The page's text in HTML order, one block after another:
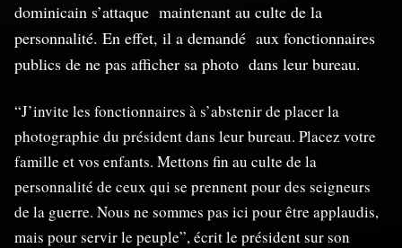
dominicain s’attaque maintenant au culte de la
personnalité. En effet, il a demandé aux fonctionnaires
publics de ne pas afficher sa photo dans leur bureau.
“J’invite les fonctionnaires à s’abstenir de placer la
photographie du président dans leur bureau. Placez votre
famille et vos enfants. Mettons fin au culte de la
personnalité de ceux qui se prennent pour des seigneurs
de la guerre. Nous ne sommes pas ici pour être applaudis,
mais pour servir le peuple”, écrit le président sur son